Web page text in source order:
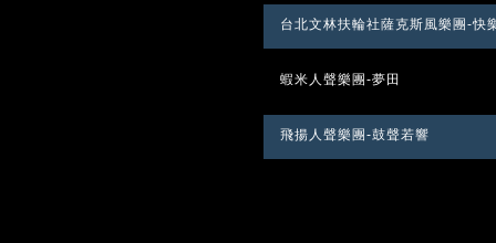
台北文林扶輪社薩克斯風樂團-快
蝦米人聲樂團-夢田
飛揚人聲樂團-鼓聲若響